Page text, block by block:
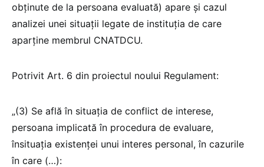
obținute de la persoana evaluată) apare și cazul
analizei unei situații legate de instituția de care
aparține membrul CNATDCU.
Potrivit Art. 6 din proiectul noului Regulament:
„(3) Se află în situaţia de conflict de interese,
persoana implicată în procedura de evaluare,
însituaţia existenţei unui interes personal, în cazurile
în care (…):